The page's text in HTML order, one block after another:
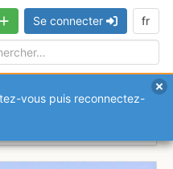
Se connecter fr
vous puis reconnectez-